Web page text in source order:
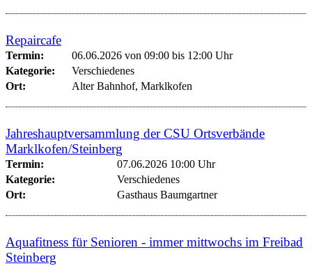
Repaircafe
Termin: 06.06.2026 von 09:00 bis 12:00 Uhr
Kategorie:
Verschiedenes
Ort:
Alter Bahnhof, Marklkofen
Jahreshauptversammlung der CSU Ortsverbände
Marklkofen/Steinberg
Termin:
07.06.2026 10:00 Uhr
Kategorie:
Verschiedenes
Ort:
Gasthaus Baumgartner
Aquafitness für Senioren - immer mittwochs im Freibad
Steinberg